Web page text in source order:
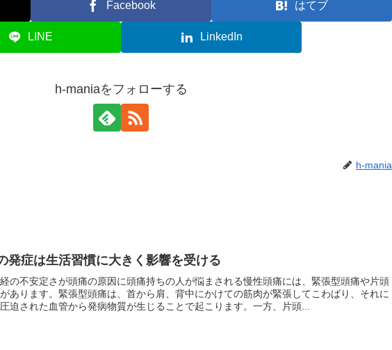
Facebook はてブ
LINE LinkedIn
h-maniaをフォローする
h-mania
発症は生活習慣に大きく影響を受ける
の不安定さが頭痛の原因に頭痛持ちの人が悩まされる慢性頭痛には、緊張型頭痛や片頭
あります。緊張型頭痛は、首から肩、背中にかけての筋肉が緊張してこわばり、それに
迫された血管から発病物質が生じることで起こります。一方、片頭...